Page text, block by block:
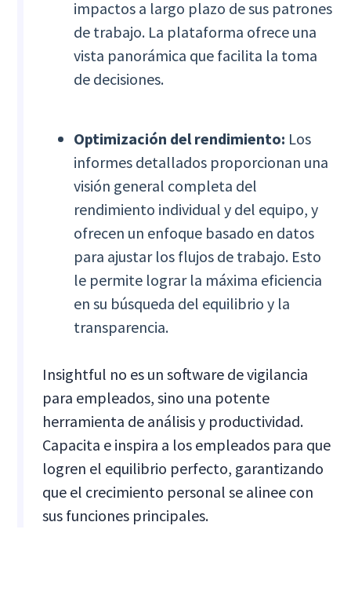
impactos a largo plazo de sus patrones
de trabajo. La plataforma ofrece una
vista panorámica que facilita la toma
de decisiones.
Optimización del rendimiento: Los
informes detallados proporcionan una
visión general completa del
rendimiento individual y del equipo, y
ofrecen un enfoque basado en datos
para ajustar los flujos de trabajo. Esto
le permite lograr la máxima eficiencia
en su búsqueda del equilibrio y la
transparencia.
Insightful no es un software de vigilancia
para empleados, sino una potente
herramienta de análisis y productividad.
Capacita e inspira a los empleados para que
logren el equilibrio perfecto, garantizando
que el crecimiento personal se alinee con
sus funciones principales.